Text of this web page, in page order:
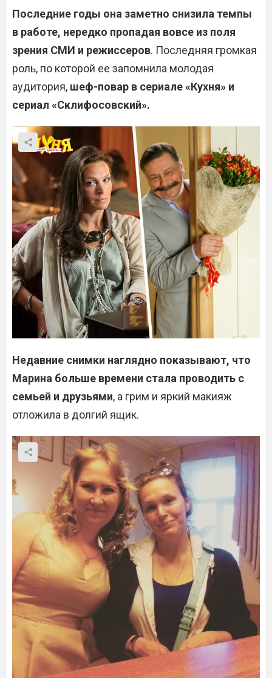
Последние годы она заметно снизила темпы
в работе, нередко пропадая вовсе из поля
зрения СМИ и режиссеров. Последняя громкая
роль, по которой ее запомнила молодая
аудитория, шеф-повар в сериале «Кухня» и
сериал «Склифосовский».
Недавние снимки наглядно показывают, что
Марина больше времени стала проводить с
семьей и друзьями, а грим и яркий макияж
отложила в долгий ящик.